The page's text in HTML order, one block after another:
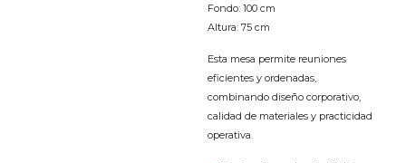
Fondo: 100 cm
Altura: 75 cm
Esta mesa permite reuniones
eficientes y ordenadas,
combinando diseño corporativo,
calidad de materiales y practicidad
operativa.